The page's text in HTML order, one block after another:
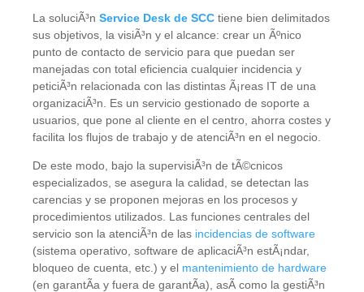
La soluciÃ³n Service Desk de SCC tiene bien delimitados
sus objetivos, la visiÃ³n y el alcance: crear un Ãºnico
punto de contacto de servicio para que puedan ser
manejadas con total eficiencia cualquier incidencia y
peticiÃ³n relacionada con las distintas Ã¡reas IT de una
organizaciÃ³n. Es un servicio gestionado de soporte a
usuarios, que pone al cliente en el centro, ahorra costes y
facilita los flujos de trabajo y de atenciÃ³n en el negocio.
De este modo, bajo la supervisiÃ³n de tÃ©cnicos
especializados, se asegura la calidad, se detectan las
carencias y se proponen mejoras en los procesos y
procedimientos utilizados. Las funciones centrales del
servicio son la atenciÃ³n de las incidencias de software
(sistema operativo, software de aplicaciÃ³n estÃ¡ndar,
bloqueo de cuenta, etc.) y el mantenimiento de hardware
(en garantÃ­a y fuera de garantÃ­a), asÃ­ como la gestiÃ³n